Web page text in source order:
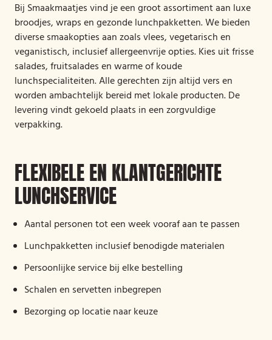
Bij Smaakmaatjes vind je een groot assortiment aan luxe
broodjes, wraps en gezonde lunchpakketten. We bieden
diverse smaakopties aan zoals vlees, vegetarisch en
veganistisch, inclusief allergeenvrije opties. Kies uit frisse
salades, fruitsalades en warme of koude
lunchspecialiteiten. Alle gerechten zijn altijd vers en
worden ambachtelijk bereid met lokale producten. De
levering vindt gekoeld plaats in een zorgvuldige
verpakking.
FLEXIBELE EN KLANTGERICHTE
LUNCHSERVICE
Aantal personen tot een week vooraf aan te passen
Lunchpakketten inclusief benodigde materialen
Persoonlijke service bij elke bestelling
Schalen en servetten inbegrepen
Bezorging op locatie naar keuze